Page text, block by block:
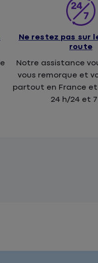
Ne restez pas sur
route
Notre assistance
vous remorque et
partout en France
24 h/24 et